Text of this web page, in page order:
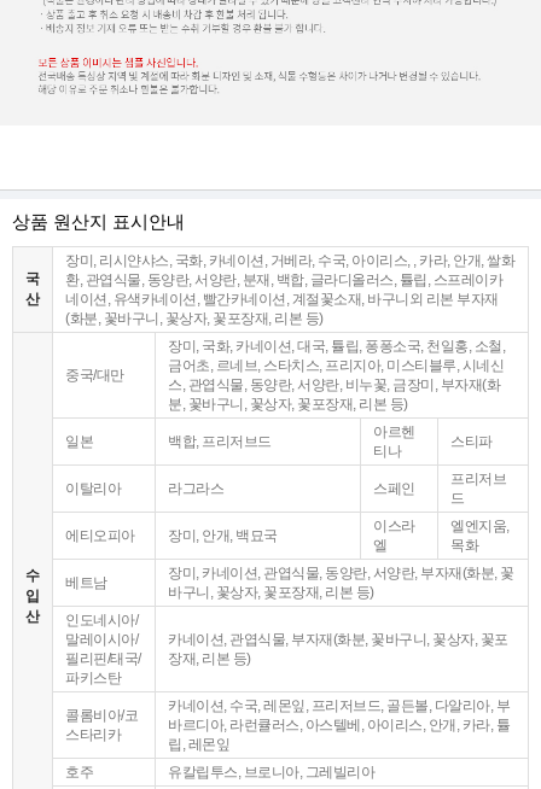
상품 원산지 표시안내
국
산
장미, 리시얀샤스, 국화, 카네이션, 거베라, 수국, 아이리스, , 카라, 안개, 쌀화
환, 관엽식물, 동양란, 서양란, 분재, 백합, 글라디올러스, 튤립, 스프레이카
네이션, 유색카네이션, 빨간카네이션, 계절꽃소재, 바구니외 리본 부자재
(화분, 꽃바구니, 꽃상자, 꽃포장재, 리본 등)
수
입
산
중국/대만
장미, 국화, 카네이션, 대국, 튤립, 퐁퐁소국, 천일홍, 소철,
금어초, 르네브, 스타치스, 프리지아, 미스티블루, 시네신
스, 관엽식물, 동양란, 서양란, 비누꽃, 금장미, 부자재(화
분, 꽃바구니, 꽃상자, 꽃포장재, 리본 등)
일본 백합, 프리저브드
아르헨
티나
스티파
이탈리아 라그라스 스페인
프리저브
드
에티오피아 장미, 안개, 백묘국
이스라
엘
엘엔지움,
목화
베트남
장미, 카네이션, 관엽식물, 동양란, 서양란, 부자재(화분, 꽃
바구니, 꽃상자, 꽃포장재, 리본 등)
인도네시아/
말레이시아/
필리핀/태국/
파키스탄
카네이션, 관엽식물, 부자재(화분, 꽃바구니, 꽃상자, 꽃포
장재, 리본 등)
콜롬비아/코
스타리카
카네이션, 수국, 레몬잎, 프리저브드, 골든볼, 다알리아, 부
바르디아, 라런큘러스, 아스텔베, 아이리스, 안개, 카라, 튤
립, 레몬잎
호주
유칼립투스, 브로니아, 그레빌리아